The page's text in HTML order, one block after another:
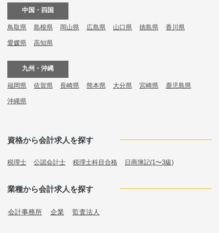
中国・四国
鳥取県 島根県 岡山県 広島県 山口県 徳島県 香川県
愛媛県 高知県
九州・沖縄
福岡県 佐賀県 長崎県 熊本県 大分県 宮崎県 鹿児島県
沖縄県
資格から会計求人を探す
税理士 公認会計士 税理士科目合格 日商簿記(1〜3級)
業種から会計求人を探す
会計事務所 企業 監査法人